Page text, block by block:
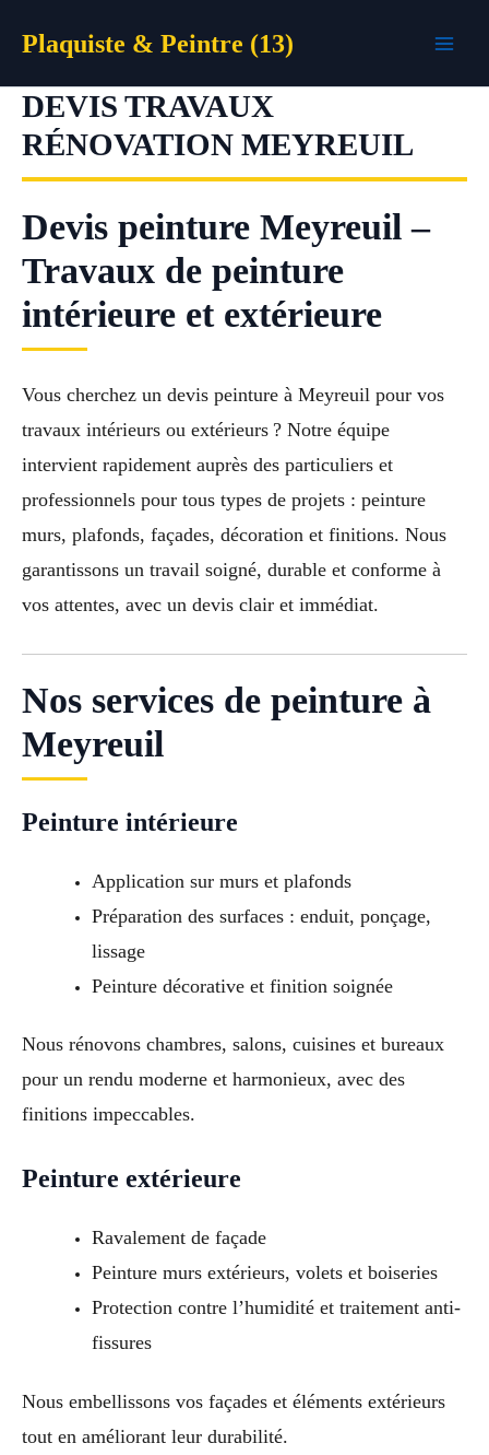
Plaquiste & Peintre (13)
DEVIS TRAVAUX
RÉNOVATION MEYREUIL
Devis peinture Meyreuil –
Travaux de peinture
intérieure et extérieure
Vous cherchez un devis peinture à Meyreuil pour vos
travaux intérieurs ou extérieurs ? Notre équipe
intervient rapidement auprès des particuliers et
professionnels pour tous types de projets : peinture
murs, plafonds, façades, décoration et finitions. Nous
garantissons un travail soigné, durable et conforme à
vos attentes, avec un devis clair et immédiat.
Nos services de peinture à
Meyreuil
Peinture intérieure
Application sur murs et plafonds
Préparation des surfaces : enduit, ponçage,
lissage
Peinture décorative et finition soignée
Nous rénovons chambres, salons, cuisines et bureaux
pour un rendu moderne et harmonieux, avec des
finitions impeccables.
Peinture extérieure
Ravalement de façade
Peinture murs extérieurs, volets et boiseries
Protection contre l’humidité et traitement anti-
fissures
Nous embellissons vos façades et éléments extérieurs
tout en améliorant leur durabilité.